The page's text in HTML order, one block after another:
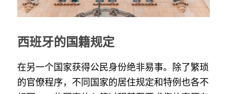
西班牙的国籍规定
在另一个国家获得公民身份绝非易事。除了繁琐
的官僚程序，不同国家的居住规定和特例也各不